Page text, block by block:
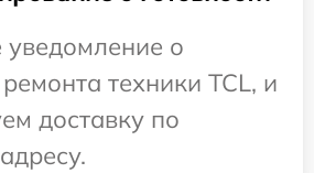
о
техники TCL, и
доставку по